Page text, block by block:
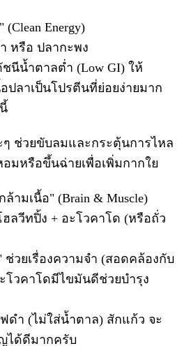
Energy)
หรือ ปลากะพง
นีน้ำตาลต่ำ (Low GI) ให้
ปลาเป็นโปรตีนที่ย่อยง่ายมาก
ๆ ช่วยขับลมและกระตุ้นการไหล
มหรือขึ้นฉ่ายเพื่อเพิ่มกากใย
ามเนื้อ" (Brain & Muscle)
ลวีทปิ้ง + อะโวคาโด (หรือถั่ว
วยเรื่องความจำ (สอดคล้องกับ
วคาโดมีไขมันดีช่วยบำรุง
ดำ (ไม่ใส่น้ำตาล) สักแก้ว จะ
ได้ดีมากครับ